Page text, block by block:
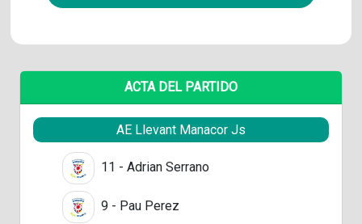
ACTA DEL PARTIDO
AE Llevant Manacor Js
11 - Adrian Serrano
9 - Pau Perez